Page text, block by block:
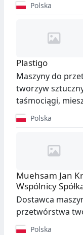
Polska
Plastigo
Maszyny do
tworzyw
taśmociągi,
Polska
Muehsam Jan
Wspólnicy
Dostawca
przetwórstwa
Polska